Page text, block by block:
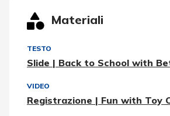
Materiali
TESTO
Slide | Back to School with
VIDEO
Registrazione | Fun with Toy